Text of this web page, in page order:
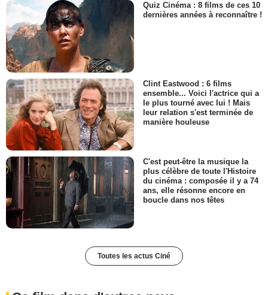
Quiz Cinéma : 8 films de ces 10
dernières années à reconnaître !
Clint Eastwood : 6 films
ensemble... Voici l'actrice qui a
le plus tourné avec lui ! Mais
leur relation s'est terminée de
manière houleuse
C'est peut-être la musique la
plus célèbre de toute l'Histoire
du cinéma : composée il y a 74
ans, elle résonne encore en
boucle dans nos têtes
Toutes les actus Ciné